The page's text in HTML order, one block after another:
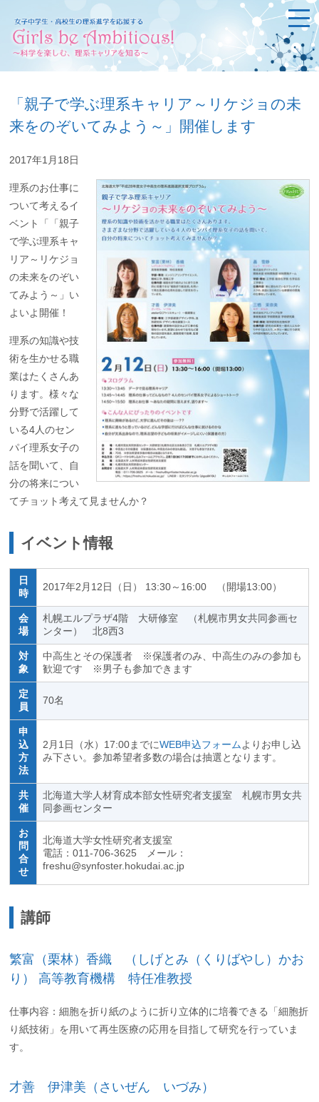
「親子で学ぶ理系キャリア～リケジョの未
来をのぞいてみよう～」開催します
2017年1月18日
理系のお仕事に
ついて考えるイ
ベント「「親子
で学ぶ理系キャ
リア～リケジョ
の未来をのぞい
てみよう～」い
よいよ開催！
理系の知識や技
術を生かせる職
業はたくさんあ
ります。様々な
分野で活躍して
いる4人のセン
パイ理系女子の
話を聞いて、自
分の将来につい
てチョット考えて見ませんか？
イベント情報
日
時
2017年2月12日（日） 13:30～16:00 （開場13:00）
会
場
札幌エルプラザ4階 大研修室 （札幌市男女共同参画セ
ンター） 北8西3
対
象
中高生とその保護者 ※保護者のみ、中高生のみの参加も
歓迎です ※男子も参加できます
定
員
70名
申
込
方
法
2月1日（水）17:00までにWEB申込フォーム よりお申し込
み下さい。参加希望者多数の場合は抽選となります。
共
催
北海道大学人材育成本部女性研究者支援室 札幌市男女共
同参画センター
お
問
合
せ
北海道大学女性研究者支援室
電話：011-706-3625 メール：
freshu@synfoster.hokudai.ac.jp
講師
繁富（栗林）香織 （しげとみ（くりばやし）かお
り） 高等教育機構 特任准教授
仕事内容：細胞を折り紙のように折り立体的に培養できる「細胞折
り紙技術」を用いて再生医療の応用を目指して研究を行っていま
す。
才善 伊津美（さいぜん いづみ）